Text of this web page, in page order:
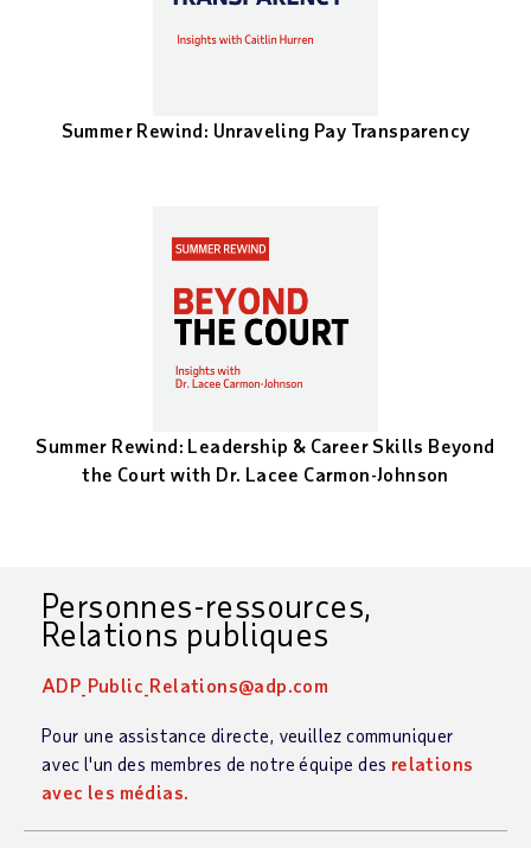
Summer Rewind: Unraveling Pay Transparency
Summer Rewind: Leadership & Career Skills Beyond
the Court with Dr. Lacee Carmon-Johnson
Personnes-ressources,
Relations publiques
ADP_Public_Relations@adp.com
Pour une assistance directe, veuillez communiquer
avec l'un des membres de notre équipe des relations
avec les médias.